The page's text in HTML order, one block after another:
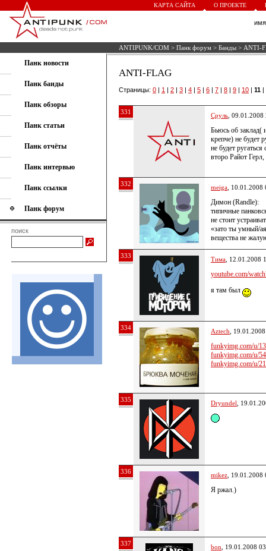
КАРТА САЙТА О ПРОЕКТЕ
ANTIPUNK/COM > Панк форум > Банды > ANTI-
Панк новости
Панк банды
Панк обзоры
Панк статьи
Панк отчёты
Панк интервью
Панк ссылки
Панк форум
поиск
ANTI-FLAG
Страницы: 0 | 1 | 2 | 3 | 4 | 5 | 6 | 7 | 8 | 9 | 10 | 11 |
331 Сруль ,
Бьюсь об заклад(
крепче) не будет
не будет
второ Райот Герл,
332 meiga , 10.01.2008
Димон (Randle):
типичные
не стоит
«зато ты умный/
вещества не
333 Тима , 12.01.2008
youtube.com/
я там был
334 Aztech ,
funkyimg.com/u/
funkyimg.com/u/
funkyimg.com/u/
335 Dryundel ,
336 mikez , 19.01.2008
Я ржал.)
337 bon , 19.01.2008